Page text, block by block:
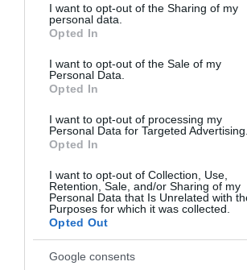
not limited to your visit or usage behaviour.
grant or deny consent to Google and its
use your data for below specified purposes
consent section.
I want to opt-out of the Sharing of my
personal data.
Opted In
I want to opt-out of the Sale of my
Personal Data.
Opted In
I want to opt-out of processing my
Personal Data for Targeted Advertising.
Opted In
I want to opt-out of Collection, Use,
Retention, Sale, and/or Sharing of my
Personal Data that Is Unrelated with
Purposes for which it was collected.
Opted Out
Google consents
επιχειρήσεων στον
χώρο της άμυνας
31.07.2026
Η πιο ταξιδιάρικη
βαλίτσα του φετινού
καλοκαιριού έχει την
ΟΛΗ Η ΡΟΗ ΕΙΔΗΣΕΩΝ